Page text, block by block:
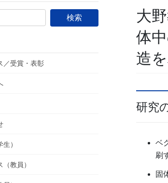
大
体
造
研究
ベ
刷
固
／受賞・表彰
）
教員）